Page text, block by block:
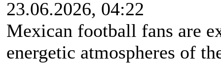
23.06.2026, 04:22
Mexican football fans are
energetic atmospheres of